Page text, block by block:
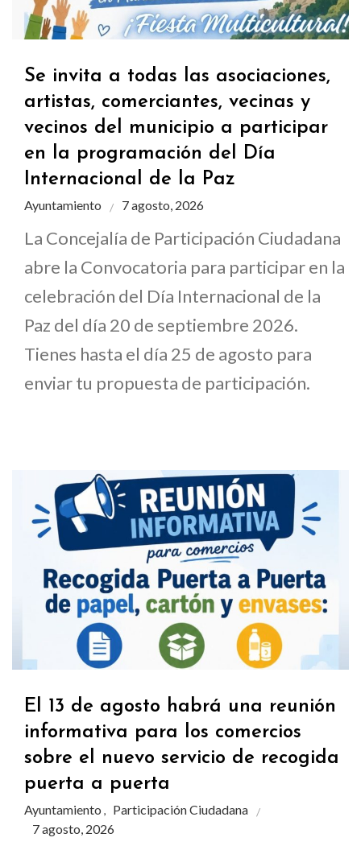
Se invita a todas las asociaciones,
artistas, comerciantes, vecinas y
vecinos del municipio a participar
en la programación del Día
Internacional de la Paz
Ayuntamiento 7 agosto, 2026
La Concejalía de Participación Ciudadana
abre la Convocatoria para participar en la
celebración del Día Internacional de la
Paz del día 20 de septiembre 2026.
Tienes hasta el día 25 de agosto para
enviar tu propuesta de participación.
El 13 de agosto habrá una reunión
informativa para los comercios
sobre el nuevo servicio de recogida
puerta a puerta
Ayuntamiento , Participación Ciudadana
7 agosto, 2026